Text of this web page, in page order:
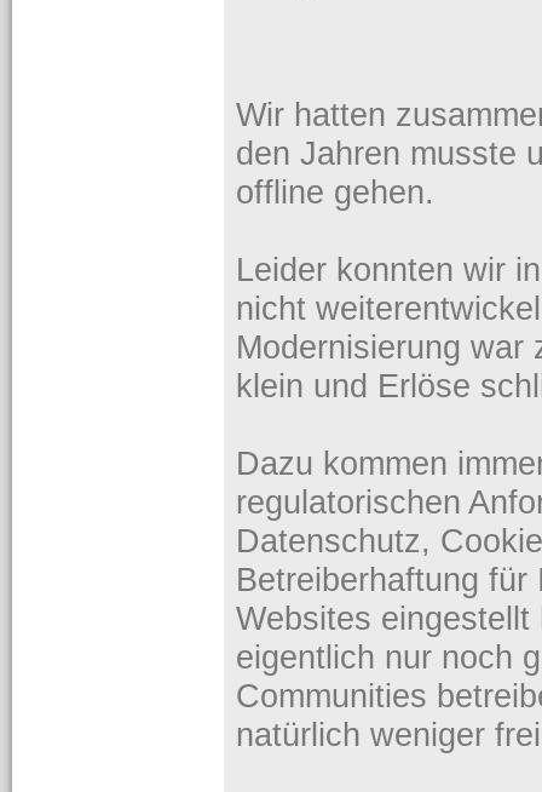
Wir hatten
den Jahren musste
offline gehen.
Leider konnten wir
nicht
Modernisierung
klein und Erlöse
Dazu kommen
regulatorischen
Datenschutz,
Betreiberhaftung
Websites
eigentlich nur noch
Communities
natürlich weniger